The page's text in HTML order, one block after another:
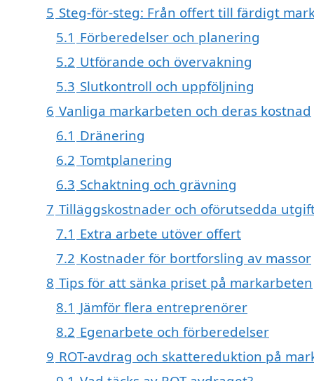
5 Steg-för-steg: Från offert till färdigt
5.1 Förberedelser och planering
5.2 Utförande och övervakning
5.3 Slutkontroll och uppföljning
6 Vanliga markarbeten och deras kostnad
6.1 Dränering
6.2 Tomtplanering
6.3 Schaktning och grävning
7 Tilläggskostnader och oförutsedda
7.1 Extra arbete utöver offert
7.2 Kostnader för bortforsling av massor
8 Tips för att sänka priset på markarbeten
8.1 Jämför flera entreprenörer
8.2 Egenarbete och förberedelser
9 ROT-avdrag och skattereduktion på